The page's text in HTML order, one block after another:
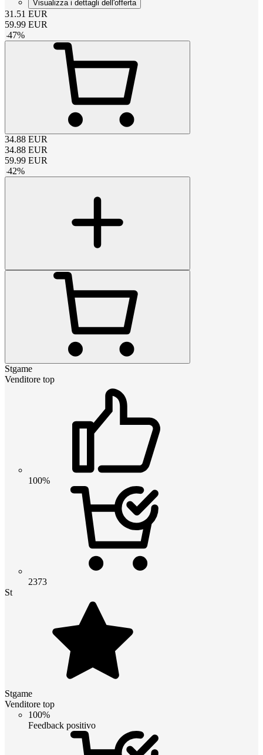
Visualizza i dettagli dell'offerta
31.51 EUR
59.99 EUR
-47%
34.88 EUR
34.88 EUR
59.99 EUR
-42%
Stgame
Venditore top
100%
2373
St
Stgame
Venditore top
100%
Feedback positivo